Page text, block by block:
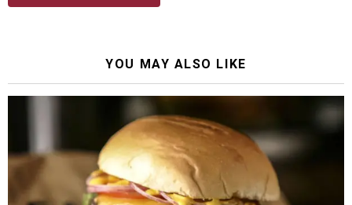
YOU MAY ALSO LIKE